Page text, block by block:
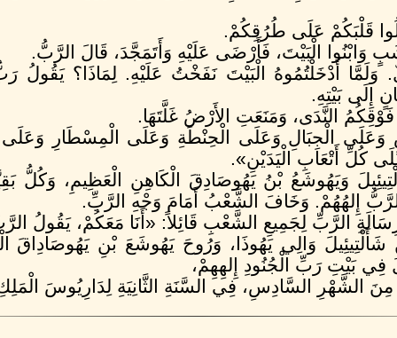
قَلْبَكُمْ عَلَى طُرُقِكُمْ.
وَابْنُوا الْبَيْتَ، فَأَرْضَى عَلَيْهِ وَأَتَمَجَّدَ، قَالَ الرَّبُّ.
وَلَمَّا أَدْخَلْتُمُوهُ الْبَيْتَ نَفَخْتُ عَلَيْهِ. لِمَاذَا؟ يَقُولُ
إِلَى بَيْتِهِ.
النَّدَى، وَمَنَعَتِ الأَرْضُ غَلَّتَهَا.
الْجِبَالِ وَعَلَى الْحِنْطَةِ وَعَلَى الْمِسْطَارِ وَعَلَى
كُلِّ أَتْعَابِ الْيَدَيْنِ».
وَيَهُوشَعُ بْنُ يَهُوصَادِقَ الْكَاهِنِ الْعَظِيمِ،
إِلهُهُمْ. وَخَافَ الشَّعْبُ أَمَامَ وَجْهِ الرَّبِّ.
الرَّبِّ لِجَمِيعِ الشَّعْبِ قَائِلاً: «أَنَا مَعَكُمْ، يَقُولُ
وَالِي يَهُوذَا، وَرُوحَ يَهُوشَعَ بْنِ يَهُوصَادِاقَ
فِي بَيْتِ رَبِّ الْجُنُودِ إِلهِهِمْ،
مِنَ الشَّهْرِ السَّادِسِ، فِي السَّنَةِ الثَّانِيَةِ لِدَارِيُوسَ